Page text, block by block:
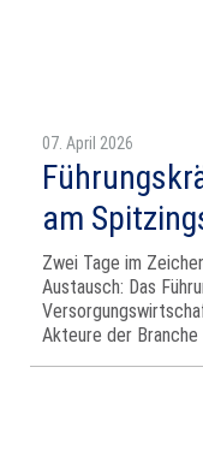
07. April 2026
am
Zwei Tage im
Austausch: Das
Akteure der Branche